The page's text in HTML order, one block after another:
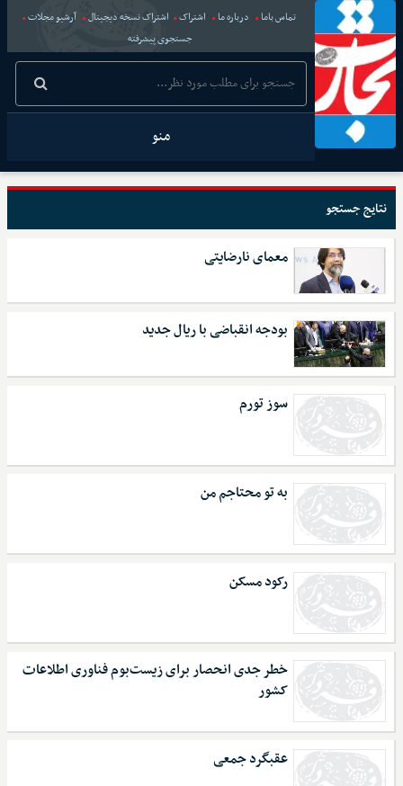
تماس باما درباره ما اشتراک اشتراک نسخه دیجیتال
آرشیو مجلات
جستجوی پیشرفته
منو
نتایج جستجو
معمای نارضایتی
بودجه انقباضی با ریال جدید
سوز تورم
به تو محتاجم من
رکود مسکن
خطر جدی انحصار برای زیست‌بوم فناوری اطلاعات
کشور
عقبگرد جمعی